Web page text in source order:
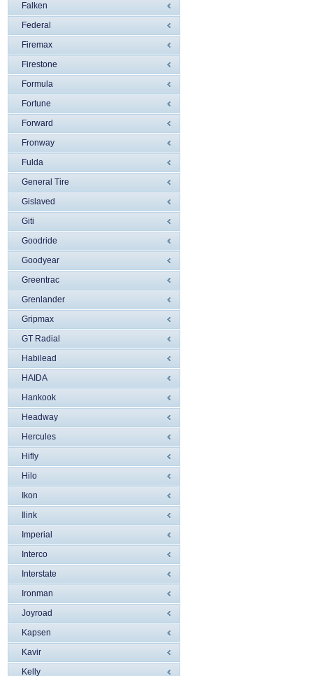
Falken
Federal
Firemax
Firestone
Formula
Fortune
Forward
Fronway
Fulda
General Tire
Gislaved
Giti
Goodride
Goodyear
Greentrac
Grenlander
Gripmax
GT Radial
Habilead
HAIDA
Hankook
Headway
Hercules
Hifly
Hilo
Ikon
Ilink
Imperial
Interco
Interstate
Ironman
Joyroad
Kapsen
Kavir
Kelly